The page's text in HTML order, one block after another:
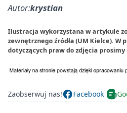
Autor:krystian
Ilustracja wykorzystana w artykule
zewnętrznego źródła (UM Kielce). W
dotyczących praw do zdjęcia prosimy
Zaobserwuj nas! Facebook